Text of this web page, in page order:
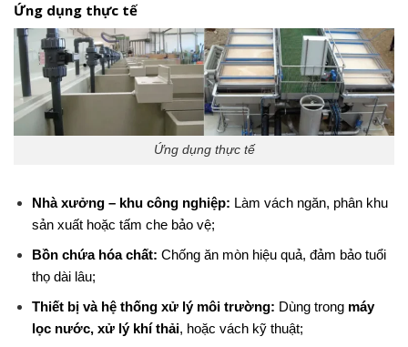
Ứng dụng thực tế
Ứng dụng thực tế
Nhà xưởng – khu công nghiệp: Làm vách ngăn, phân khu
sản xuất hoặc tấm che bảo vệ;
Bồn chứa hóa chất: Chống ăn mòn hiệu quả, đảm bảo tuổi
thọ dài lâu;
Thiết bị và hệ thống xử lý môi trường: Dùng trong máy
lọc nước, xử lý khí thải, hoặc vách kỹ thuật;